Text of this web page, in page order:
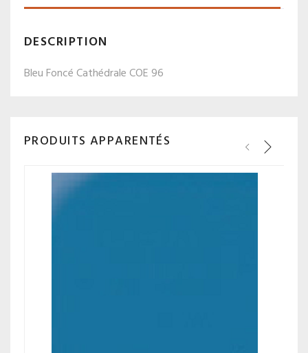
DESCRIPTION
Bleu Foncé Cathédrale COE 96
PRODUITS APPARENTÉS